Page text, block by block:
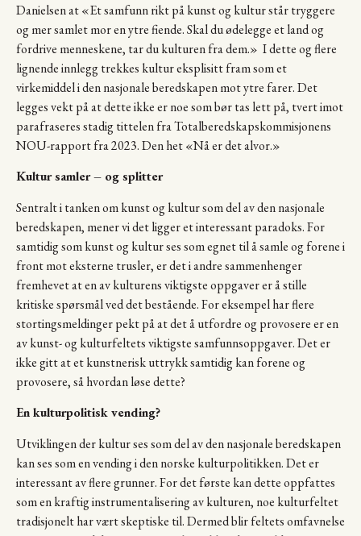
Danielsen at «Et samfunn rikt på kunst og kultur står tryggere
og mer samlet mor en ytre fiende. Skal du ødelegge et land og
fordrive menneskene, tar du kulturen fra dem.» I dette og flere
lignende innlegg trekkes kultur eksplisitt fram som et
virkemiddel i den nasjonale beredskapen mot ytre farer. Det
legges vekt på at dette ikke er noe som bør tas lett på, tvert imot
parafraseres stadig tittelen fra Totalberedskapskommisjonens
NOU-rapport fra 2023. Den het «Nå er det alvor.»
Kultur samler – og splitter
Sentralt i tanken om kunst og kultur som del av den nasjonale
beredskapen, mener vi det ligger et interessant paradoks. For
samtidig som kunst og kultur ses som egnet til å samle og forene i
front mot eksterne trusler, er det i andre sammenhenger
fremhevet at en av kulturens viktigste oppgaver er å stille
kritiske spørsmål ved det bestående. For eksempel har flere
stortingsmeldinger pekt på at det å utfordre og provosere er en
av kunst- og kulturfeltets viktigste samfunnsoppgaver. Det er
ikke gitt at et kunstnerisk uttrykk samtidig kan forene og
provosere, så hvordan løse dette?
En kulturpolitisk vending?
Utviklingen der kultur ses som del av den nasjonale beredskapen
kan ses som en vending i den norske kulturpolitikken. Det er
interessant av flere grunner. For det første kan dette oppfattes
som en kraftig instrumentalisering av kulturen, noe kulturfeltet
tradisjonelt har vært skeptiske til. Dermed blir feltets omfavnelse